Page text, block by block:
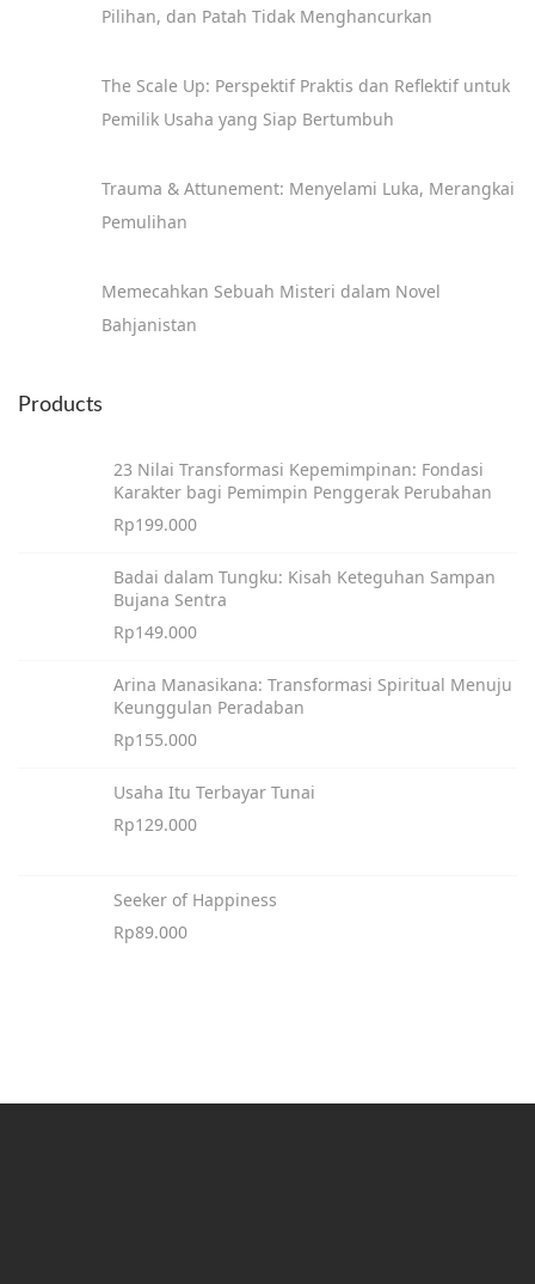
Pilihan, dan Patah Tidak Menghancurkan
The Scale Up: Perspektif Praktis dan Reflektif untuk
Pemilik Usaha yang Siap Bertumbuh
Trauma & Attunement: Menyelami Luka, Merangkai
Pemulihan
Memecahkan Sebuah Misteri dalam Novel
Bahjanistan
Products
23 Nilai Transformasi Kepemimpinan: Fondasi
Karakter bagi Pemimpin Penggerak Perubahan
Rp199.000
Badai dalam Tungku: Kisah Keteguhan Sampan
Bujana Sentra
Rp149.000
Arina Manasikana: Transformasi Spiritual Menuju
Keunggulan Peradaban
Rp155.000
Usaha Itu Terbayar Tunai
Rp129.000
Seeker of Happiness
Rp89.000